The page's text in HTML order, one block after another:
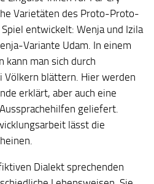
Varietäten des Proto-Proto-
entwickelt: Wenja und Izila
Variante Udam. In einem
kann man sich durch
Völkern blättern. Hier werden
erklärt, aber auch eine
geliefert.
lässt die
Dialekt sprechenden